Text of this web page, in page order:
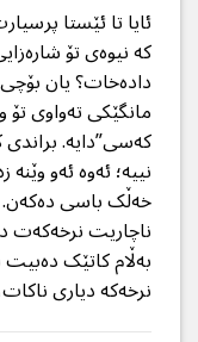
ئایا تا ئێستا
کە نیوەی تۆ
دادەخات؟ یان بۆچی
مانگێکی تەواوی تۆ
کەسی”دایە.
نییە؛ ئەوە ئەو
خەڵک باسی دەکەن.
ناچاریت نرخەکەت
نرخەکە دیاری